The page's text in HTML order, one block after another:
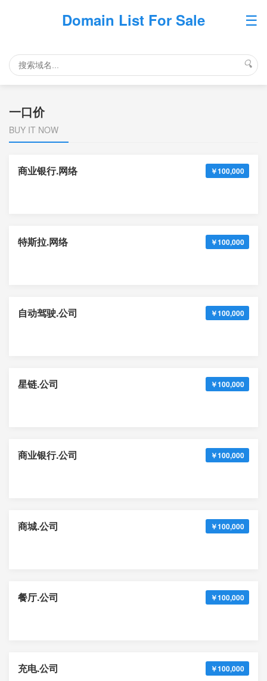
Domain List For Sale ☰
🔍
一口价
BUY IT NOW
商业银行.网络 ￥100,000
特斯拉.网络 ￥100,000
自动驾驶.公司 ￥100,000
星链.公司 ￥100,000
商业银行.公司 ￥100,000
商城.公司 ￥100,000
餐厅.公司 ￥100,000
充电.公司 ￥100,000